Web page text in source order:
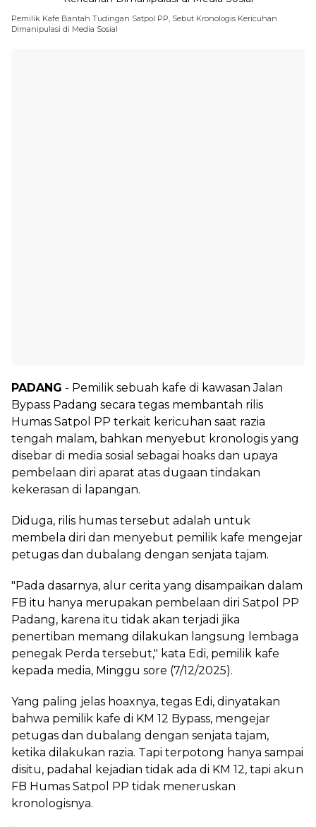
Pemilik Kafe Bantah Tudingan Satpol PP, Sebut Kronologis Kericuhan
Dimanipulasi di Media Sosial
PADANG - Pemilik sebuah kafe di kawasan Jalan
Bypass Padang secara tegas membantah rilis
Humas Satpol PP terkait kericuhan saat razia
tengah malam, bahkan menyebut kronologis yang
disebar di media sosial sebagai hoaks dan upaya
pembelaan diri aparat atas dugaan tindakan
kekerasan di lapangan.
Diduga, rilis humas tersebut adalah untuk
membela diri dan menyebut pemilik kafe mengejar
petugas dan dubalang dengan senjata tajam.
"Pada dasarnya, alur cerita yang disampaikan dalam
FB itu hanya merupakan pembelaan diri Satpol PP
Padang, karena itu tidak akan terjadi jika
penertiban memang dilakukan langsung lembaga
penegak Perda tersebut," kata Edi, pemilik kafe
kepada media, Minggu sore (7/12/2025).
Yang paling jelas hoaxnya, tegas Edi, dinyatakan
bahwa pemilik kafe di KM 12 Bypass, mengejar
petugas dan dubalang dengan senjata tajam,
ketika dilakukan razia. Tapi terpotong hanya sampai
disitu, padahal kejadian tidak ada di KM 12, tapi akun
FB Humas Satpol PP tidak meneruskan
kronologisnya.